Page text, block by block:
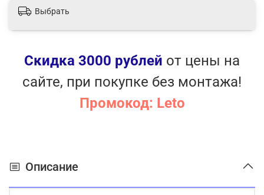
Выбрать
Скидка 3000 рублей от цены на
сайте, при покупке без монтажа!
Промокод: Leto
Описание